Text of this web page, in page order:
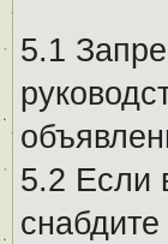
5.1
5.2 Если